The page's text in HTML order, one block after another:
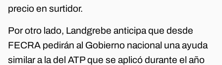
precio en surtidor.
Por otro lado, Landgrebe anticipa que desde
FECRA pedirán al Gobierno nacional una ayuda
similar a la del ATP que se aplicó durante el año